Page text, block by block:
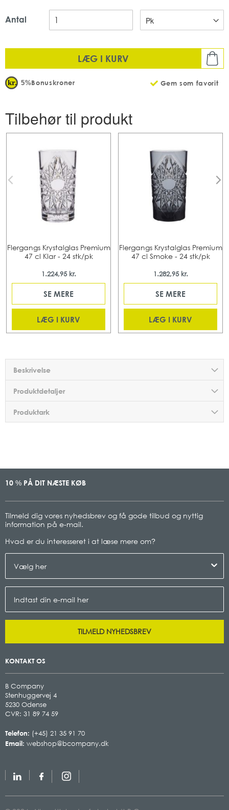
caféer mm.
Farve: Natur
Mængde: 250 stk/pk
Antal
LÆG I KURV
Gem som favorit
5%Bonuskroner
Tilbehør til produkt
Flergangs Krystalglas Premium
47 cl Klar - 24 stk/pk
1.224,95 kr.
SE MERE
LÆG I KURV
Flergangs Krystalglas Premium
47 cl Smoke - 24 stk/pk
1.282,95 kr.
SE MERE
LÆG I KURV
Beskrivelse
Produktdetaljer
Produktark
10 % PÅ DIT NÆSTE KØB
Tilmeld dig vores nyhedsbrev og få gode tilbud og nyttig
information på e-mail.
Hvad er du interesseret i at læse mere om?
TILMELD NYHEDSBREV
KONTAKT OS
B Company
Stenhuggervej 4
5230 Odense
CVR: 31 89 74 59
Telefon: (+45) 21 35 91 70
Email: webshop@bcompany.dk